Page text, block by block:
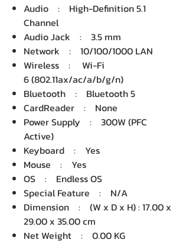
Audio : High-Definition 5.1
Channel
Audio Jack : 3.5 mm
Network : 10/100/1000 LAN
Wireless : Wi-Fi
6 (802.11ax/ac/a/b/g/n)
Bluetooth : Bluetooth 5
CardReader : None
Power Supply : 300W (PFC
Active)
Keyboard : Yes
Mouse : Yes
OS : Endless OS
Special Feature : N/A
Dimension : (W x D x H) : 17.00 x
29.00 x 35.00 cm
Net Weight : 0.00 KG